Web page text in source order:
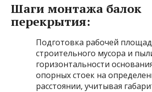
Шаги монтажа балок
перекрытия:
Подготовка рабочей
строительного мусора и
горизонтальности
опорных стоек на
расстоянии, учитывая